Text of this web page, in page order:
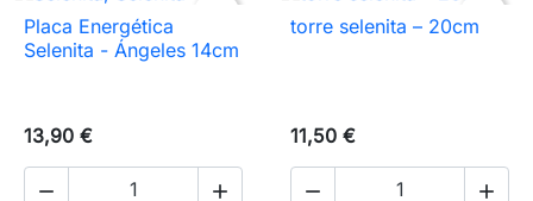
Placa Energética
Selenita - Ángeles 14cm
13,90 €
 
favorite_border
torre selenita – 20cm
11,50 €
 